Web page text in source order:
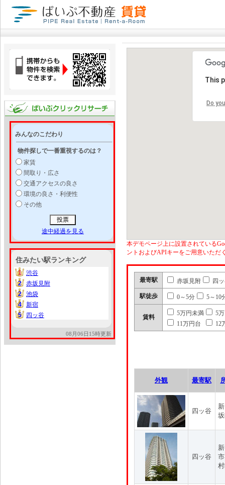
みんなのこだわり
物件探しで一番重視するのは？
家賃
間取り・広さ
交通アクセスの良さ
環境の良さ・利便性
その他
途中経過を見る
住みたい駅ランキング
1
1
渋谷
2
2
赤坂見附
2
2
池袋
4
4
新宿
5
5 四ッ谷
08月06日15時更新
This
Do
本デモページ上に設置されている
ントおよびAPIキーをご用意いただ
最寄駅 赤坂見附 四
駅徒歩 0～5分 5～10
賃料
5万円未満
5
11万円台
12
外観 最寄駅
四ッ谷
四ッ谷